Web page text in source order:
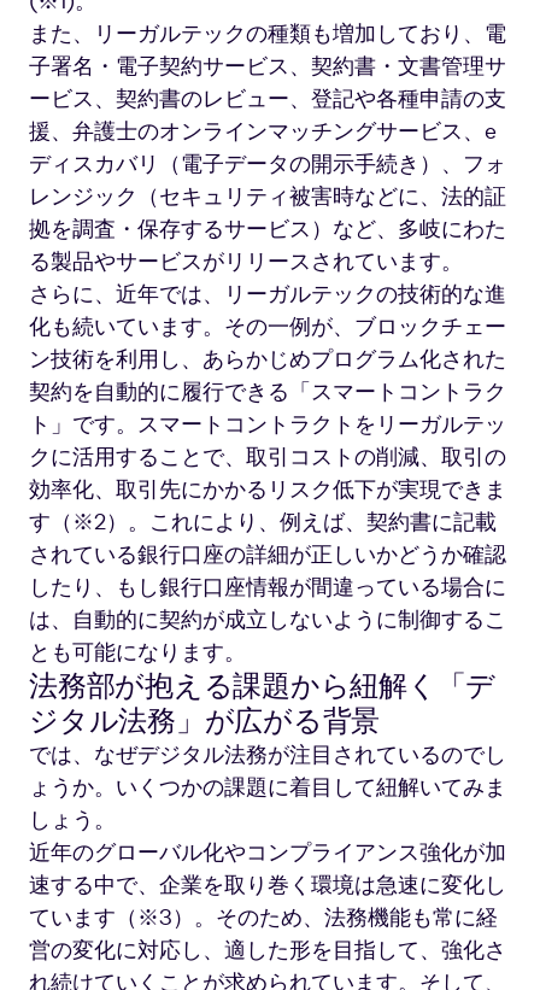
また、リーガルテックの種類も増加しており、電
子署名・電子契約サービス、契約書・文書管理サ
ービス、契約書のレビュー、登記や各種申請の支
援、弁護士のオンラインマッチングサービス、e
ディスカバリ（電子データの開示手続き）、フォ
レンジック（セキュリティ被害時などに、法的証
拠を調査・保存するサービス）など、多岐にわた
る製品やサービスがリリースされています。
さらに、近年では、リーガルテックの技術的な進
化も続いています。その一例が、ブロックチェー
ン技術を利用し、あらかじめプログラム化された
契約を自動的に履行できる「スマートコントラク
ト」です。スマートコントラクトをリーガルテッ
クに活用することで、取引コストの削減、取引の
効率化、取引先にかかるリスク低下が実現できま
す（※2）。これにより、例えば、契約書に記載
されている銀行口座の詳細が正しいかどうか確認
したり、もし銀行口座情報が間違っている場合に
は、自動的に契約が成立しないように制御するこ
とも可能になります。
法務部が抱える課題から紐解く「デ
ジタル法務」が広がる背景
では、なぜデジタル法務が注目されているのでし
ょうか。いくつかの課題に着目して紐解いてみま
しょう。
近年のグローバル化やコンプライアンス強化が加
速する中で、企業を取り巻く環境は急速に変化し
ています（※3）。そのため、法務機能も常に経
営の変化に対応し、適した形を目指して、強化さ
れ続けていくことが求められています。そして、